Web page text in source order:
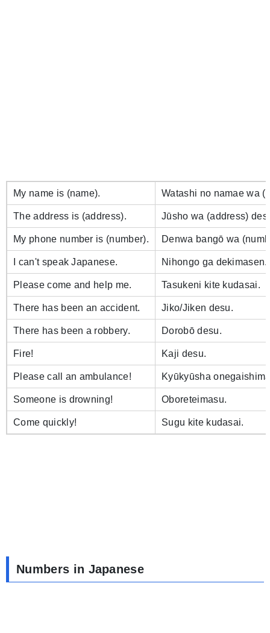
My name is (name). Watashi no namae wa
The address is (address). Jūsho wa (address)
My phone number is (number). Denwa bangō wa
I can't speak Japanese. Nihongo ga dekimasen.
Please come and help me. Tasukeni kite kudasai.
There has been an accident. Jiko/Jiken desu.
There has been a robbery. Dorobō desu.
Fire! Kaji desu.
Please call an ambulance! Kyūkyūsha
Someone is drowning! Oboreteimasu.
Come quickly! Sugu kite kudasai.
Numbers in Japanese